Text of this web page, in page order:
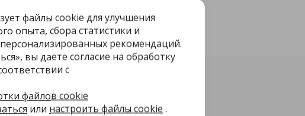
файлы cookie для улучшения
опыта, сбора статистики и
рекомендаций.
вы даете согласие на обработку
с
файлов cookie
или настроить файлы cookie .